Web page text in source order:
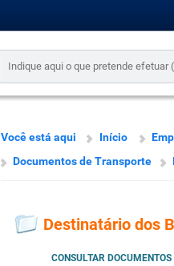
Você está aqui Início
Documentos de Transporte
Destinatário dos
CONSULTAR DOCUMENTOS